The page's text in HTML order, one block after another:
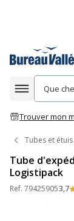
Afficher la
Trouver mon
Tubes et
Tube
Logistipack
Ref. 794259053,7